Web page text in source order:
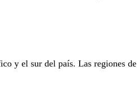
y el sur del país. Las regiones de